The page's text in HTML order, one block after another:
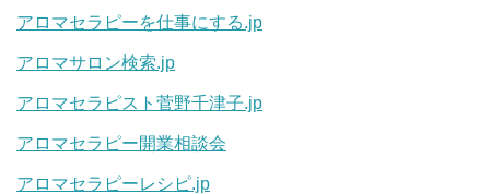
アロマセラピーを仕事にする.jp
アロマサロン検索.jp
アロマセラピスト菅野千津子.jp
アロマセラピー開業相談会
アロマセラピーレシピ.jp